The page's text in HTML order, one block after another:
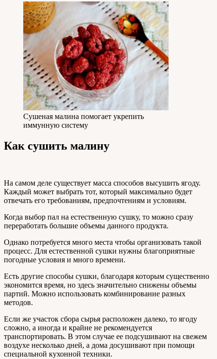
Сушеная малина помогает укрепить
иммунную систему
Как сушить малину
На самом деле существует масса способов высушить ягоду.
Каждый может выбрать тот, который максимально будет
отвечать его требованиям, предпочтениям и условиям.
Когда выбор пал на естественную сушку, то можно сразу
переработать большие объемы данного продукта.
Однако потребуется много места чтобы организовать такой
процесс. Для естественной сушки нужны благоприятные
погодные условия и много времени.
Есть другие способы сушки, благодаря которым существенно
экономится время, но здесь значительно снижены объемы
партий. Можно использовать комбинирование разных
методов.
Если же участок сбора сырья расположен далеко, то ягоду
сложно, а иногда и крайне не рекомендуется
транспортировать. В этом случае ее подсушивают на свежем
воздухе несколько дней, а дома досушивают при помощи
специальной кухонной техники.